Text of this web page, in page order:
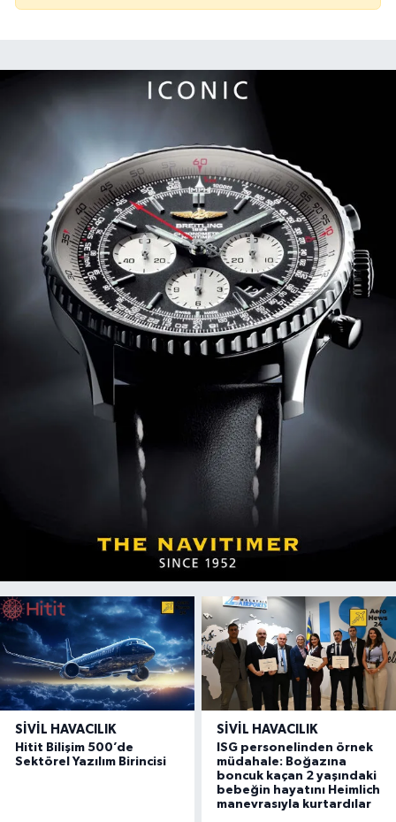
SIVIL HAVACILIK
Hitit Bilişim 500’de
Sektörel Yazılım Birincisi
SIVIL HAVACILIK
ISG personelinden örnek
müdahale: Boğazına
boncuk kaçan 2 yaşındaki
bebeğin hayatını Heimlich
manevrasıyla kurtardılar